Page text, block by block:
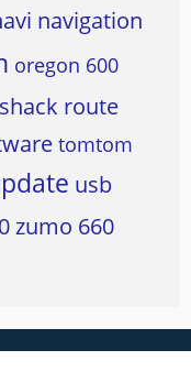
navigation
oregon 600
route
tomtom
usb
zumo 660